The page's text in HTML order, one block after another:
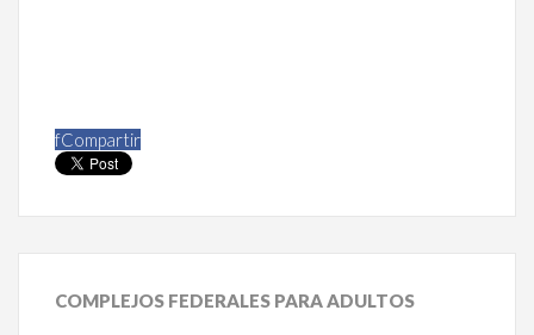
fCompartir
COMPLEJOS FEDERALES PARA ADULTOS